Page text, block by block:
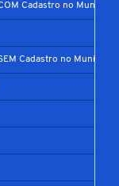
Cadastro no Município
Cadastro no Município